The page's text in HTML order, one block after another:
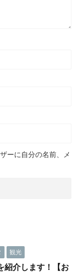
ーに自分の名前、メ
観光
紹介します！【お